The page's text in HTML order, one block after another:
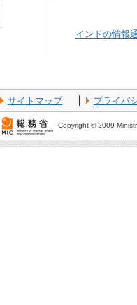
インドの情報
サイトマップ プライバ
Copyright © 2009